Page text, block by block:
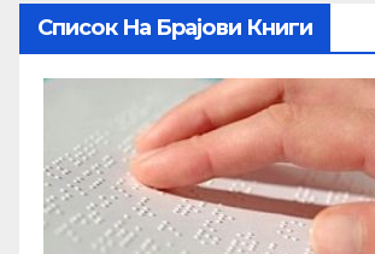
Список На Брајови Книги